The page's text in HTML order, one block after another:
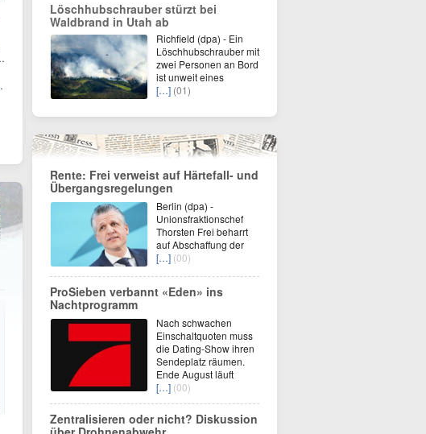
Löschhubschrauber stürzt bei
Waldbrand in Utah ab
Richfield (dpa) - Ein
Löschhubschrauber mit
zwei Personen an Bord
ist unweit eines
[…] (01)
Rente: Frei verweist auf Härtefall- und
Übergangsregelungen
Berlin (dpa) -
Unionsfraktionschef
Thorsten Frei beharrt
auf Abschaffung der
[…] (00)
ProSieben verbannt «Eden» ins
Nachtprogramm
Nach schwachen
Einschaltquoten muss
die Dating-Show ihren
Sendeplatz räumen.
Ende August läuft
[…] (00)
Zentralisieren oder nicht? Diskussion